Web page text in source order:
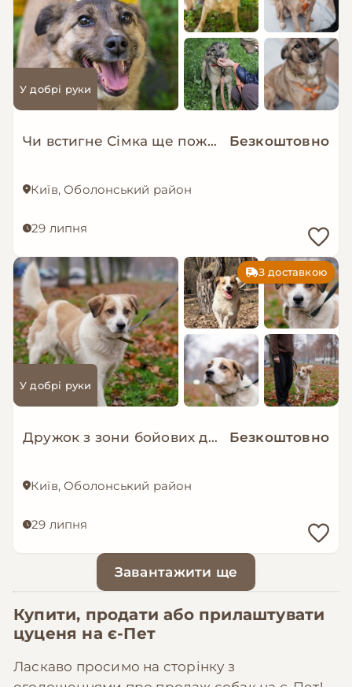
У добрі руки
Чи встигне Сімка ще пожити в родині? Безкоштовно
Київ, Оболонський район
29 липня
З доставкою
У добрі руки
Дружок з зони бойових дій шукає нову родину! Безкоштовно
Київ, Оболонський район
29 липня
Завантажити ще
Купити, продати або прилаштувати
цуценя на є-Пет
Ласкаво просимо на сторінку з